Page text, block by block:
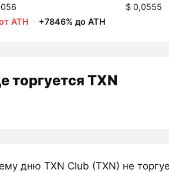
$ 0,0555
ATH · +7846% до ATH
торгуется TXN
дню TXN Club (TXN) не